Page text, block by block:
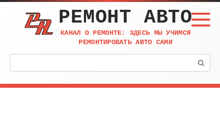
Перейти
контенту
РЕМОНТ АВТО
КАНАЛ О РЕМОНТЕ: ЗДЕСЬ МЫ УЧИМСЯ
РЕМОНТИРОВАТЬ АВТО САМИ
Поиск: